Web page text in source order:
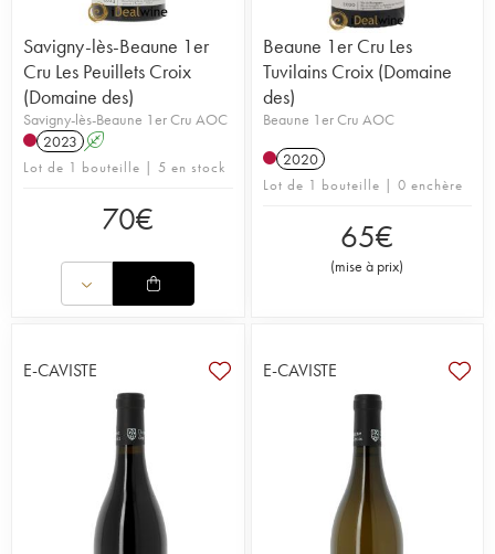
Savigny-lès-Beaune 1er
Cru Les Peuillets Croix
(Domaine des)
Savigny-lès-Beaune 1er Cru AOC
2023 A
Lot de 1 bouteille | 5 en stock
70€
Beaune 1er Cru Les
Tuvilains Croix (Domaine
des)
Beaune 1er Cru AOC
2020
Lot de 1 bouteille | 0 enchère
65€
(mise à prix)
E-CAVISTE E-CAVISTE